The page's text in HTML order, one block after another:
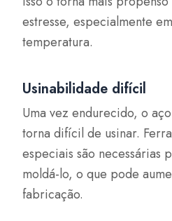
estresse, especialmente
temperatura.
Usinabilidade difícil
Uma vez endurecido, o
torna difícil de usinar.
especiais são necessárias
moldá-lo, o que pode
fabricação.